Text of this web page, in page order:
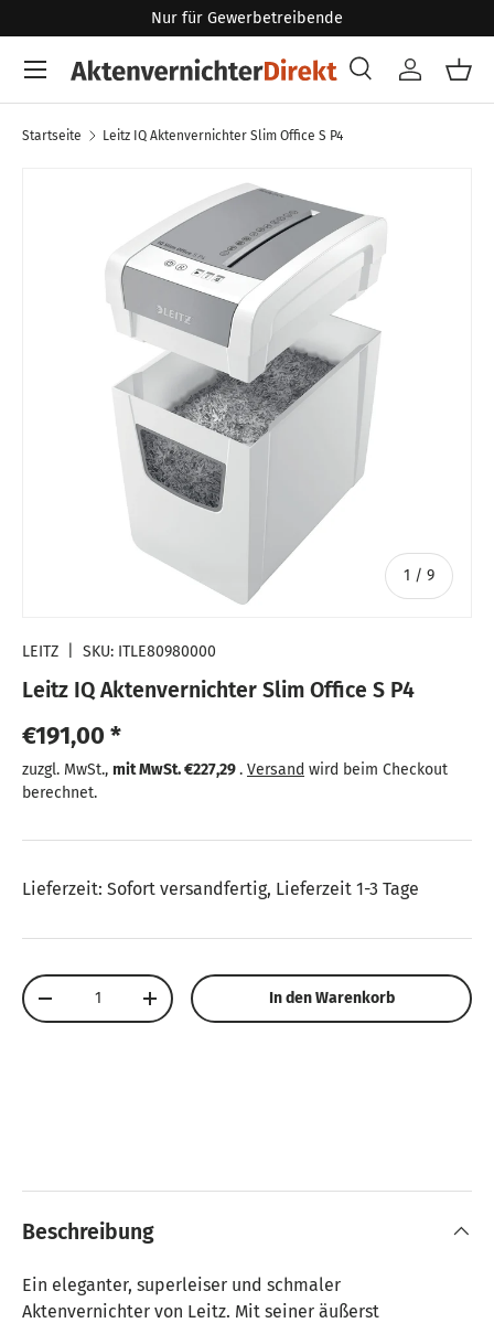
Direkt zum Inhalt
Nur für Gewerbetreibende
Suchen
Art
SucheKonto
Menü
Startseite Leitz IQ Aktenvernichter Slim Office S P4
Zu Produktinformationen springen
1 / von
9
LEITZ SKU: ITLE80980000
Leitz IQ Aktenvernichter Slim Office S P4
Normaler Preis
€191,00 *
zuzgl. MwSt., Normaler Preis
mit MwSt.€227,29. Versand wird beim Checkout
berechnet.
Lieferzeit: Sofort versandfertig, Lieferzeit 1-3 Tage
Anzahl
Menge verringernMenge erhöhen In den Warenkorb
Beschreibung
Ein eleganter, superleiser und schmaler
Aktenvernichter von Leitz. Mit seiner äußerst